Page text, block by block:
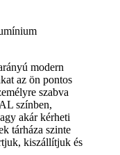
modern
az ön pontos
szabva
színben,
akár kérheti
tárháza szinte
kiszállítjuk és